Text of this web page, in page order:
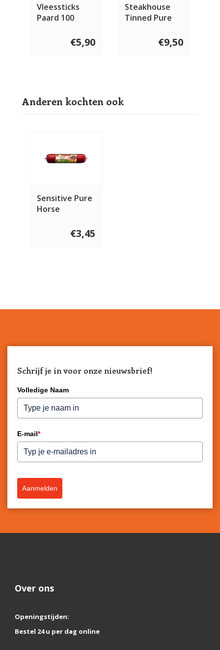
Vleessticks
Paard 100
€5,90
Steakhouse
Tinned Pure
€9,50
Anderen kochten ook
Sensitive Pure
Horse
€3,45
Schrijf je in voor onze nieuwsbrief!
Volledige Naam
E-mail*
Aanmelden
Over ons
Openingstijden:
Bestel 24 u per dag online